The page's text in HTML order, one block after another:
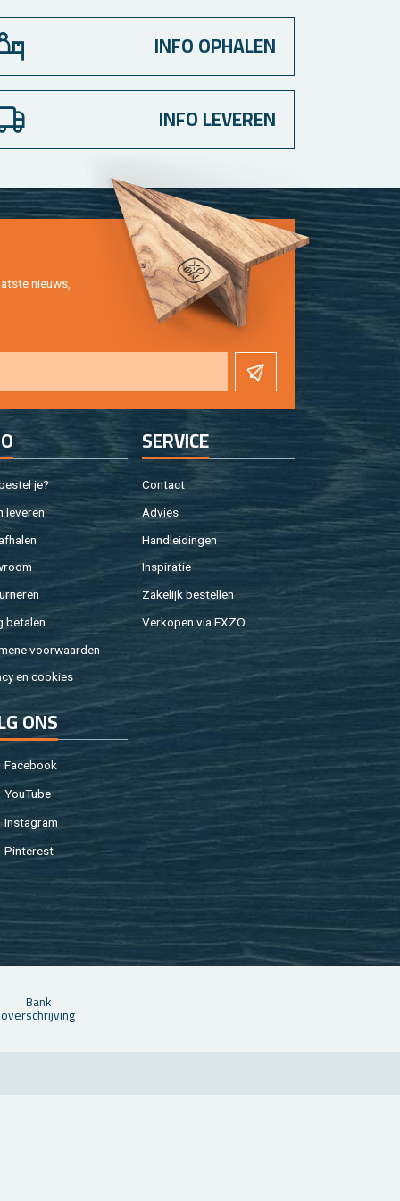
INFO OPHALEN
INFO LEVEREN
nieuws,
je?
le­ve­ren
be­ta­len
voor­waar­den
en coo­kies
SER­VI­CE
Con­tact
Ad­vies
Hand­lei­din­gen
In­spi­ra­tie
Za­ke­lijk be­stel­len
Ver­ko­pen via EXZO
ONS
Fa­cebook
You­Tu­be
In­st­agram
Pin­te­rest
Bank
over­schrij­ving